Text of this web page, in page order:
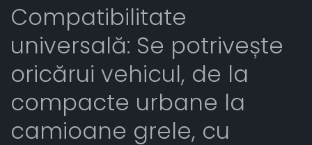
Compatibilitate
universală: Se potrivește
oricărui vehicul, de la
compacte urbane la
camioane grele, cu